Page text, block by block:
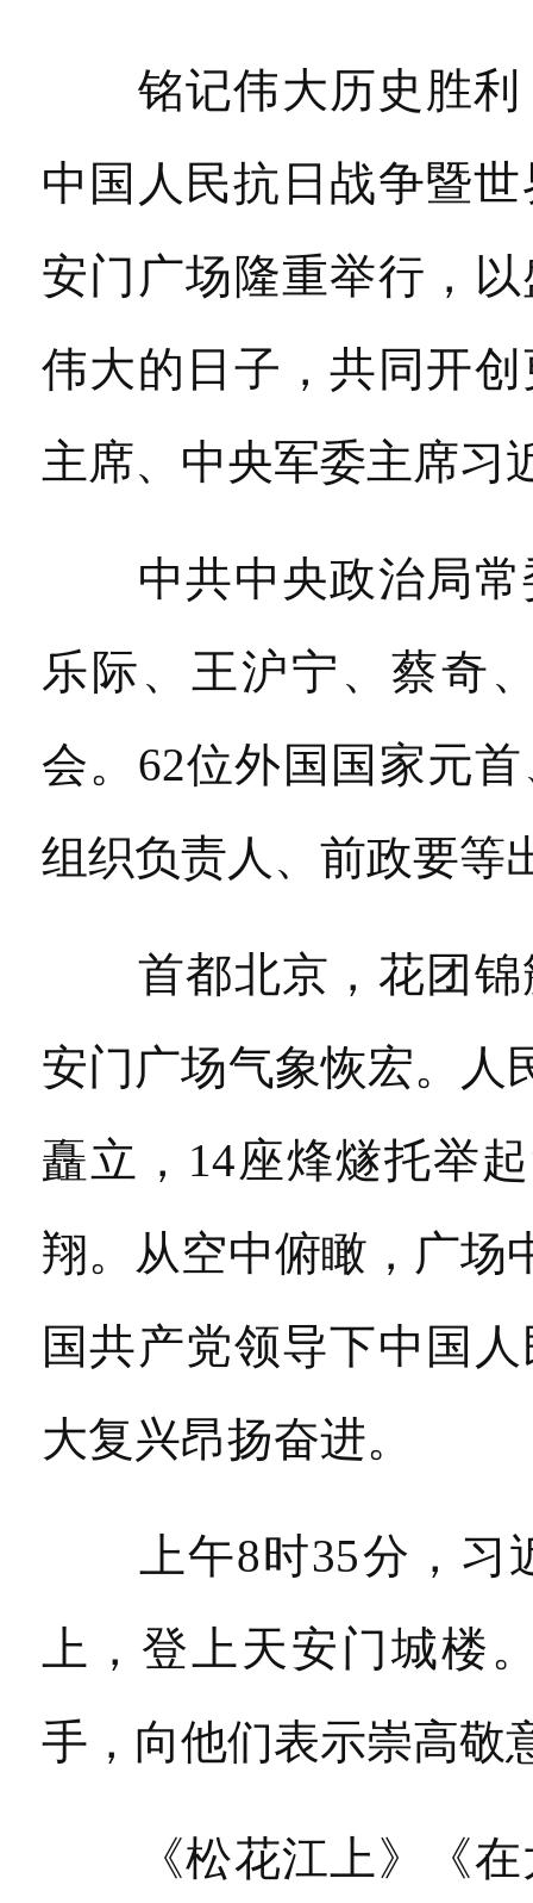
铭记伟大历史胜利
中国人民抗日战争暨
安门广场隆重举行，
伟大的日子，共同开
主席、中央军委主席习
中共中央政治局常
乐际、王沪宁、蔡奇
会。62位外国国家元
组织负责人、前政要等
首都北京，花团锦
安门广场气象恢宏。人
矗立，14座烽燧托举起
翔。从空中俯瞰，广场
国共产党领导下中国
大复兴昂扬奋进。
上午8时35分，习近
上，登上天安门城楼
手，向他们表示崇高敬
《松花江上》《在